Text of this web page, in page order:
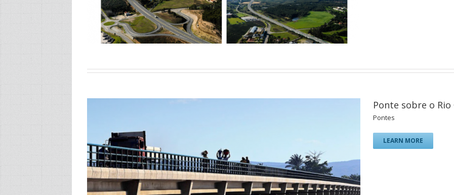
Ponte sobre o
Pontes
LEARN MORE